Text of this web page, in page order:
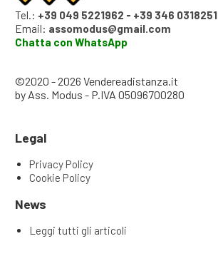
Tel.: +39 049 5221962 - +39 346 0318251
Email: assomodus@gmail.com
Chatta con WhatsApp
©2020 - 2026 Vendereadistanza.it
by Ass. Modus - P.IVA 05096700280
Legal
Privacy Policy
Cookie Policy
News
Leggi tutti gli articoli